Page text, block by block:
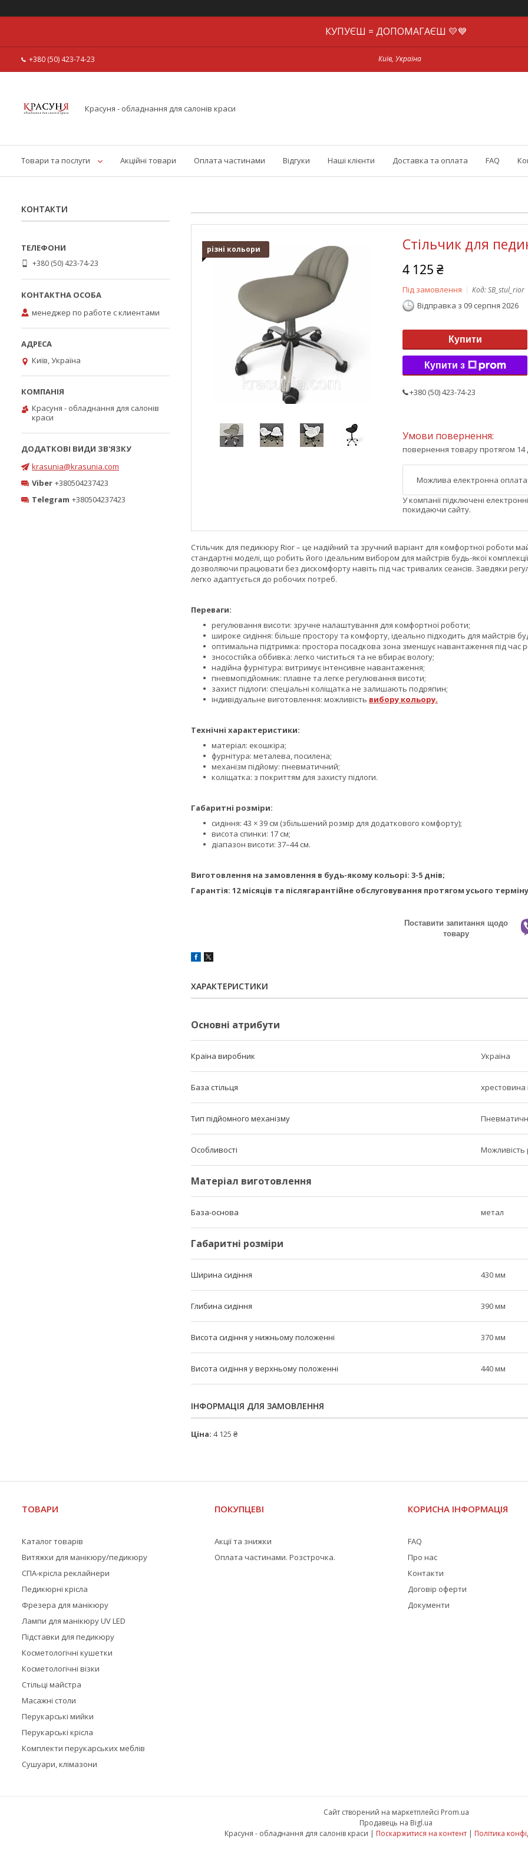
КУПУЄШ = ДОПОМАГАЄШ 💛💙
+380 (50) 423-74-23 Київ, Україна
Красуня - обладнання для салонів краси
Товари та послуги Акційні товари Оплата частинами Відгуки Наші клієнти Доставка та оплата FAQ
різні кольори Стільчик для
4 125 ₴
Під замовлення Код:SB_stul_rior
Відправка з 09 серпня 2026
Купити
Купити з
+380 (50) 423-74-23
повернення товару протягом 14
У компанії підключені
покидаючи сайту.
Стільчик для педикюру Rior – це надійний та зручний варіант для комфортної роботи
стандартні моделі, що робить його ідеальним вибором для майстрів будь-якої
дозволяючи працювати без дискомфорту навіть під час тривалих сеансів. Завдяки
легко адаптується до робочих потреб.
Переваги:
регулювання висоти: зручне налаштування для комфортної роботи;
широке сидіння: більше простору та комфорту, ідеально підходить для майстрів
оптимальна підтримка: простора посадкова зона зменшує навантаження під час
зносостійка оббивка: легко чиститься та не вбирає вологу;
надійна фурнітура: витримує інтенсивне навантаження;
пневмопідйомник: плавне та легке регулювання висоти;
захист підлоги: спеціальні коліщатка не залишають подряпин;
індивідуальне виготовлення: можливість вибору кольору.
Технічні характеристики:
матеріал: екошкіра;
фурнітура: металева, посилена;
механізм підйому: пневматичний;
коліщатка: з покриттям для захисту підлоги.
Габаритні розміри:
сидіння: 43 × 39 см (збільшений розмір для додаткового комфорту);
висота спинки: 17 см;
діапазон висоти: 37–44 см.
Виготовлення на замовлення в будь-якому кольорі: 3-5 днів;
Гарантія: 12 місяців та післягарантійне обслуговування протягом усього
Поставити запитання щодо
товару
ХАРАКТЕРИСТИКИ
Основні атрибути
Країна виробник Україна
База стільця
Тип підйомного механізму
Особливості Можливість
Матеріал виготовлення
База-основа метал
Габаритні розміри
Ширина сидіння 430 мм
Глибина сидіння 390 мм
Висота сидіння у нижньому положенні 370 мм
Висота сидіння у верхньому положенні 440 мм
ІНФОРМАЦІЯ ДЛЯ ЗАМОВЛЕННЯ
Ціна: 4 125 ₴
КОНТАКТИ
+380 (50) 423-74-23
менеджер по работе с клиентами
Київ, Україна
Красуня - обладнання для салонів
краси
krasunia@krasunia.com
Viber +380504237423
Telegram +380504237423
ТОВАРИ
Каталог товарів
Витяжки для манікюру/педикюру
СПА-крісла реклайнери
Педикюрні крісла
Фрезера для манікюру
Лампи для манікюру UV LED
Підставки для педикюру
Косметологічні кушетки
Косметологічні візки
Стільці майстра
Масажні столи
Перукарські мийки
Перукарські крісла
Комплекти перукарських меблів
Сушуари, клімазони
ПОКУПЦЕВІ
Акції та знижки
Оплата частинами. Розстрочка.
КОРИСНА ІНФОРМАЦІЯ
FAQ
Про нас
Контакти
Договір оферти
Документи
Сайт створений на маркетплейсі Prom.ua
Продавець на Bigl.ua
Красуня - обладнання для салонів краси | Поскаржитися на контент | Політика